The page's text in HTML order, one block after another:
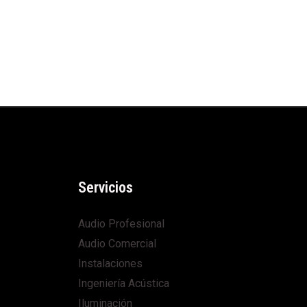
Servicios
Audio Profesional
Audio Comercial
Instalaciones
Ingeniería Acústica
Iluminación